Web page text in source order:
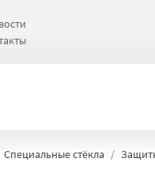
Специальные стёкла